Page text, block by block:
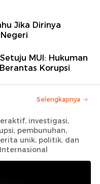
Jika Dirinya
MUI: Hukuman
Korupsi
Selengkapnya
investigasi,
pembunuhan,
unik, politik, dan